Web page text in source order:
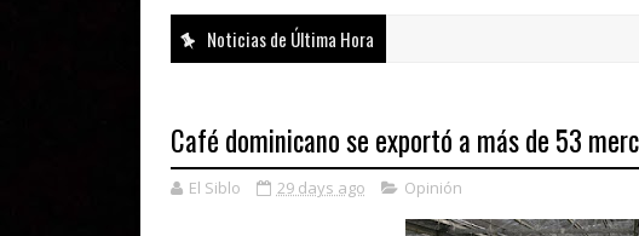
Noticias de Última Hora
Café dominicano se exportó a más de 53
El Siblo 29 days ago Opinión